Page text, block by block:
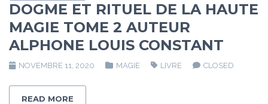
DOGME ET RITUEL DE LA HAUTE
MAGIE TOME 2 AUTEUR
ALPHONE LOUIS CONSTANT
NOVEMBRE 11, 2020 MAGIE LIVRE CLOSED
READ MORE